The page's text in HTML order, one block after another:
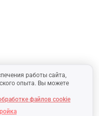
работы сайта,
опыта. Вы можете
файлов cookie